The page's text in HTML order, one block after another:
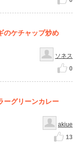
のケチャップ炒め
ソネス
0
ーグリーンカレー
akiue
13